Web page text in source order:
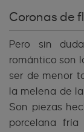
Coronas de
Pero sin
romántico son
ser de menor
la melena de
Son piezas
porcelana